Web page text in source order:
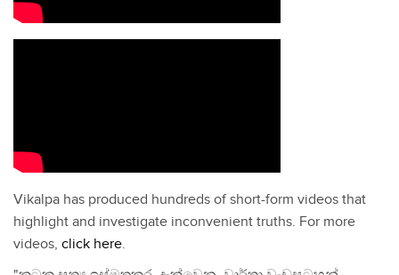
Vikalpa has produced hundreds of short-form videos that
highlight and investigate inconvenient truths. For more
videos, click here.